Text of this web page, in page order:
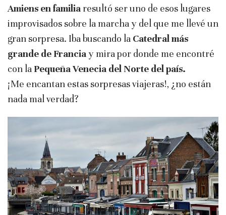
Amiens en familia resultó ser uno de esos lugares
improvisados sobre la marcha y del que me llevé un
gran sorpresa. Iba buscando la Catedral más
grande de Franciay mira por donde me encontré
con la Pequeña Venecia del Norte del país.
¡Me encantan estas sorpresas viajeras!, ¿no están
nada mal verdad?